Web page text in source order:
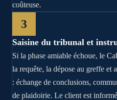
coûteuse.
3
Saisine du tribunal et
Si la phase amiable échoue, le
la requête, la dépose au greffe et
: échange de conclusions,
de plaidoirie. Le client est